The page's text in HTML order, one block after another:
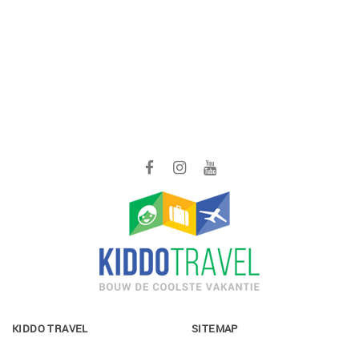
KIDDO TRAVEL SITEMAP